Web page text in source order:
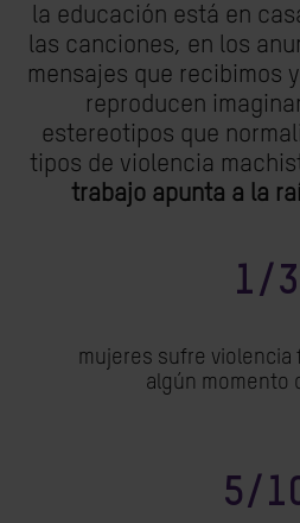
la educación está en
las canciones, en los
mensajes que recibimos
reproducen
estereotipos que
tipos de violencia
trabajo apunta a la
1/3
mujeres sufre violencia
algún momento
5/